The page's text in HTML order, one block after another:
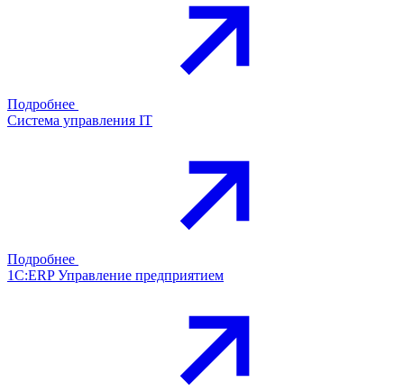
Подробнее
Система управления IT
Подробнее
1С:ERP Управление предприятием